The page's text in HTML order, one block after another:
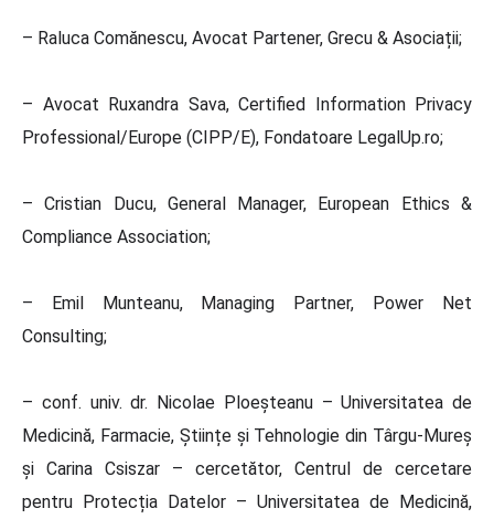
– Raluca Comănescu, Avocat Partener, Grecu & Asociații;
– Avocat Ruxandra Sava, Certified Information Privacy
Professional/Europe (CIPP/E), Fondatoare LegalUp.ro;
– Cristian Ducu, General Manager, European Ethics &
Compliance Association;
– Emil Munteanu, Managing Partner, Power Net
Consulting;
– conf. univ. dr. Nicolae Ploeșteanu – Universitatea de
Medicină, Farmacie, Științe și Tehnologie din Târgu-Mureș
și Carina Csiszar – cercetător, Centrul de cercetare
pentru Protecția Datelor – Universitatea de Medicină,